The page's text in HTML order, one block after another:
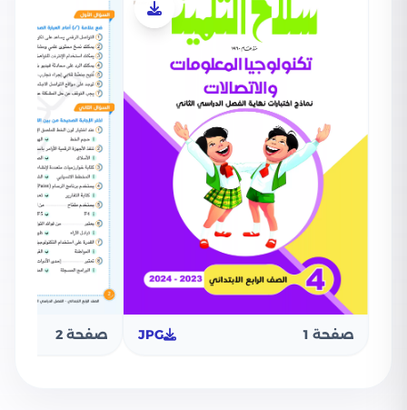
صفحة 1 JPG صفحة 2